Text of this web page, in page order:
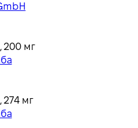
200 мг
274 мг